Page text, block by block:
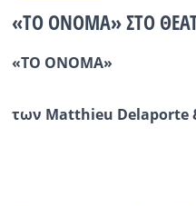
Ραδιόφωνο
«ΤΟ ΟΝΟΜΑ» ΣΤΟ
«ΤΟ ΟΝΟΜΑ»
των Matthieu Delaporte